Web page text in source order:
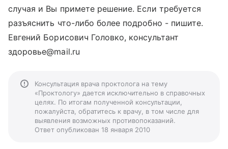
случая и Вы примете решение. Если требуется
разъяснить что-либо более подробно - пишите.
Евгений Борисович Головко, консультант
здоровье@mail.ru
Консультация врача проктолога на тему
«Проктологу» дается исключительно в справочных
целях. По итогам полученной консультации,
пожалуйста, обратитесь к врачу, в том числе для
выявления возможных противопоказаний.
Ответ опубликован 18 января 2010